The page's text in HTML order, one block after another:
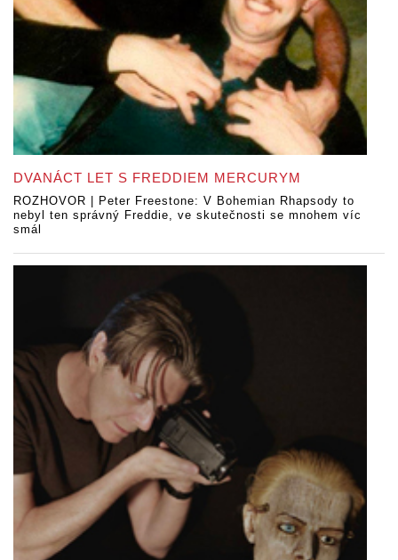
DVANÁCT LET S FREDDIEM MERCURYM
ROZHOVOR | Peter Freestone: V Bohemian Rhapsody to
nebyl ten správný Freddie, ve skutečnosti se mnohem víc
smál